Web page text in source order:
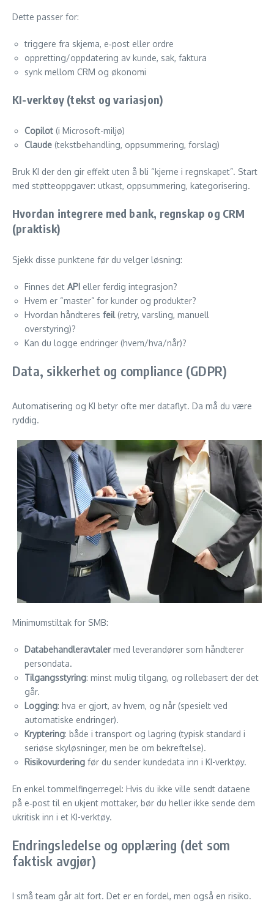
Dette passer for:
triggere fra skjema, e‑post eller ordre
oppretting/oppdatering av kunde, sak, faktura
synk mellom CRM og økonomi
KI-verktøy (tekst og variasjon)
Copilot (i Microsoft-miljø)
Claude (tekstbehandling, oppsummering, forslag)
Bruk KI der den gir effekt uten å bli “kjerne i regnskapet”. Start
med støtteoppgaver: utkast, oppsummering, kategorisering.
Hvordan integrere med bank, regnskap og CRM
(praktisk)
Sjekk disse punktene før du velger løsning:
Finnes det API eller ferdig integrasjon?
Hvem er “master” for kunder og produkter?
Hvordan håndteres feil(retry, varsling, manuell
overstyring)?
Kan du logge endringer (hvem/hva/når)?
Data, sikkerhet og compliance (GDPR)
Automatisering og KI betyr ofte mer dataflyt. Da må du være
ryddig.
Minimumstiltak for SMB:
Databehandleravtalermed leverandører som håndterer
persondata.
Tilgangsstyring: minst mulig tilgang, og rollebasert der det
går.
Logging: hva er gjort, av hvem, og når (spesielt ved
automatiske endringer).
Kryptering: både i transport og lagring (typisk standard i
seriøse skyløsninger, men be om bekreftelse).
Risikovurdering før du sender kundedata inn i KI-verktøy.
En enkel tommelfingerregel: Hvis du ikke ville sendt dataene
på e‑post til en ukjent mottaker, bør du heller ikke sende dem
ukritisk inn i et KI-verktøy.
Endringsledelse og opplæring (det som
faktisk avgjør)
I små team går alt fort. Det er en fordel, men også en risiko.